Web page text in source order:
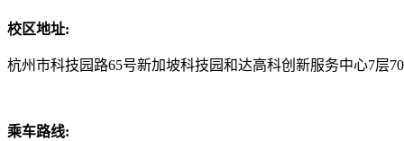
校区地址:
杭州市科技园路65号新加坡科技园和达高科创新服务中心7层
乘车路线: